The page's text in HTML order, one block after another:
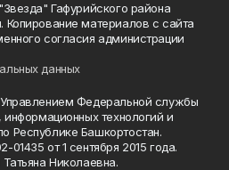
Гафурийского района
Копирование материалов с сайта
согласия администрации
данных
Управлением Федеральной службы
технологий и
Республике Башкортостан.
от 1 сентября 2015 года.
Николаевна.